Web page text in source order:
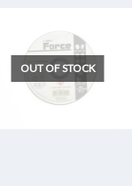
OUT OF STOCK